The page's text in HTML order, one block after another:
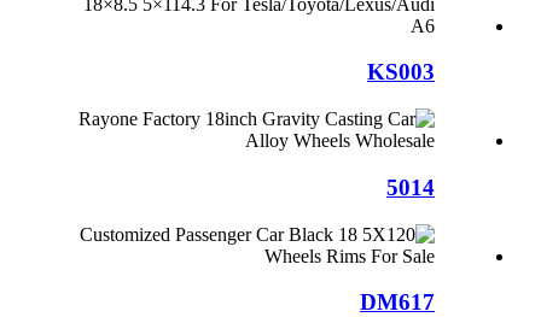
KS003
5014
DM617